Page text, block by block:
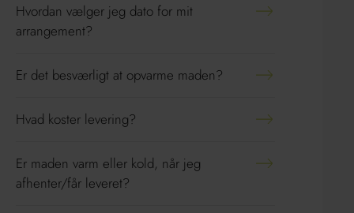
Hvordan vælger jeg dato for mit
arrangement?
Er det besværligt at opvarme maden?
Hvad koster levering?
Er maden varm eller kold, når jeg
afhenter/får leveret?